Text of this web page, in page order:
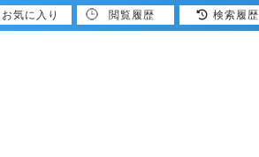
お気に入り 閲覧履歴 検索履歴